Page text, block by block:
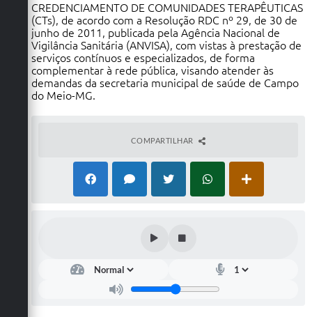
CREDENCIAMENTO DE COMUNIDADES TERAPÊUTICAS
(CTs), de acordo com a Resolução RDC nº 29, de 30 de
junho de 2011, publicada pela Agência Nacional de
Vigilância Sanitária (ANVISA), com vistas à prestação de
serviços contínuos e especializados, de forma
complementar à rede pública, visando atender às
demandas da secretaria municipal de saúde de Campo
do Meio-MG.
COMPARTILHAR